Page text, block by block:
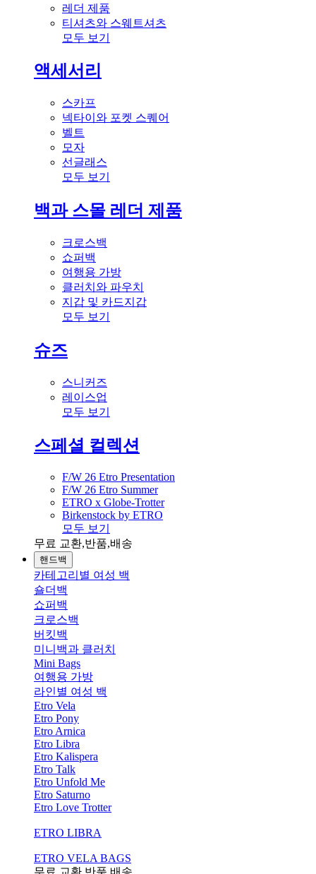
레더 제품
티셔츠와 스웨트셔츠
모두 보기
액세서리
스카프
넥타이와 포켓 스퀘어
벨트
모자
선글래스
모두 보기
백과 스몰 레더 제품
크로스백
쇼퍼백
여행용 가방
클러치와 파우치
지갑 및 카드지갑
모두 보기
슈즈
스니커즈
레이스업
모두 보기
스페셜 컬렉션
F/W 26 Etro Presentation
F/W 26 Etro Summer
ETRO x Globe-Trotter
Birkenstock by ETRO
모두 보기
무료 교환,반품,배송
핸드백
카테고리별 여성 백
숄더백
쇼퍼백
크로스백
버킷백
미니백과 클러치
Mini Bags
여행용 가방
라인별 여성 백
Etro Vela
Etro Pony
Etro Arnica
Etro Libra
Etro Kalispera
Etro Talk
Etro Unfold Me
Etro Saturno
Etro Love Trotter
ETRO LIBRA
ETRO VELA BAGS
무료 교환,반품,배송